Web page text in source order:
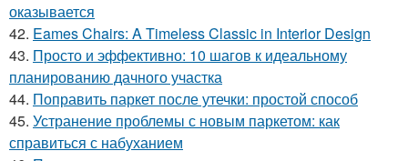
оказывается
42. Eames Chairs: A Timeless Classic in Interior Design
43. Просто и эффективно: 10 шагов к идеальному
планированию дачного участка
44. Поправить паркет после утечки: простой способ
45. Устранение проблемы с новым паркетом: как
справиться с набуханием